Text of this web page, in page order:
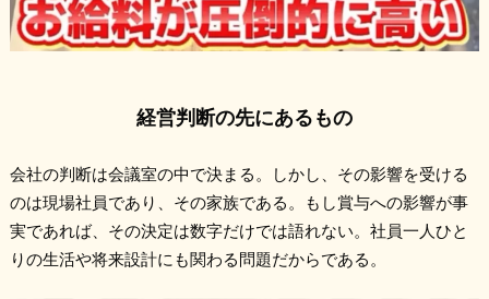
経営判断の先にあるもの
会社の判断は会議室の中で決まる。しかし、その影響を受ける
のは現場社員であり、その家族である。もし賞与への影響が事
実であれば、その決定は数字だけでは語れない。社員一人ひと
りの生活や将来設計にも関わる問題だからである。